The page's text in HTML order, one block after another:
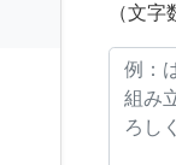
（文字